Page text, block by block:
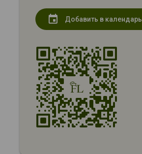
event Добавить в календарь